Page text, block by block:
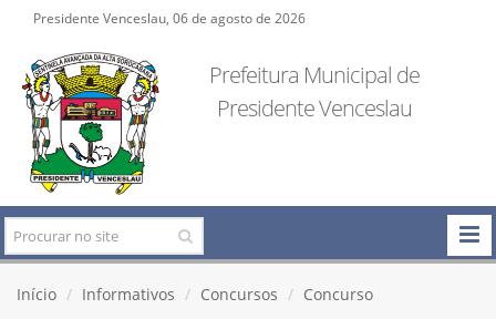
Presidente Venceslau, 06 de agosto de 2026
Prefeitura Municipal de
Presidente Venceslau
Início Informativos Concursos Concurso